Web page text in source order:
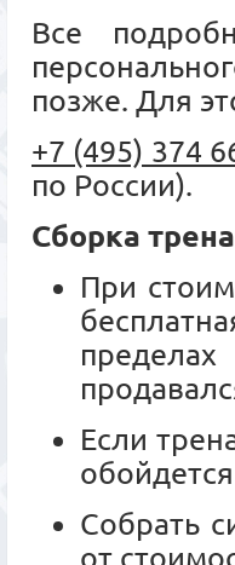
Все
позже. Для
+7 (495) 374
по России).
Сборка
При
Если
Собрать
от